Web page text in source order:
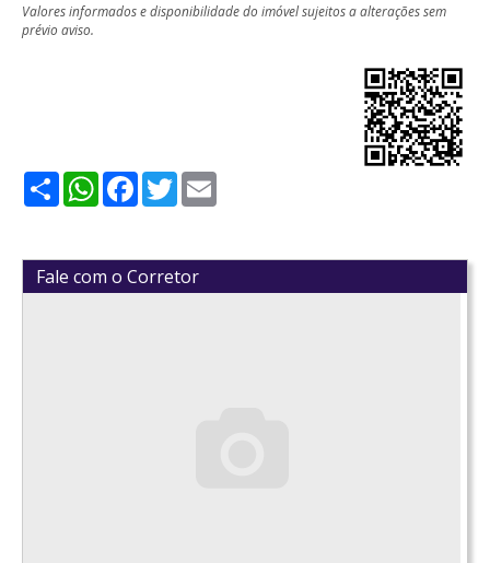
Valores informados e disponibilidade do imóvel sujeitos a alterações sem
prévio aviso.
ShareWhatsApp
Facebook
Twitter
Fale com o Corretor